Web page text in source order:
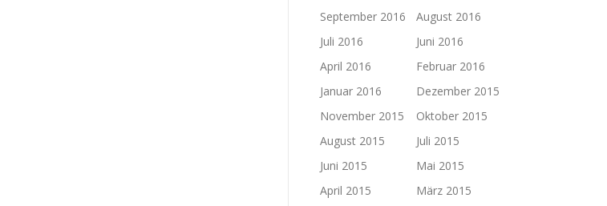
September 2016
August 2016
Juli 2016
Juni 2016
April 2016
Februar 2016
Januar 2016
Dezember 2015
November 2015
Oktober 2015
August 2015
Juli 2015
Juni 2015
Mai 2015
April 2015
März 2015